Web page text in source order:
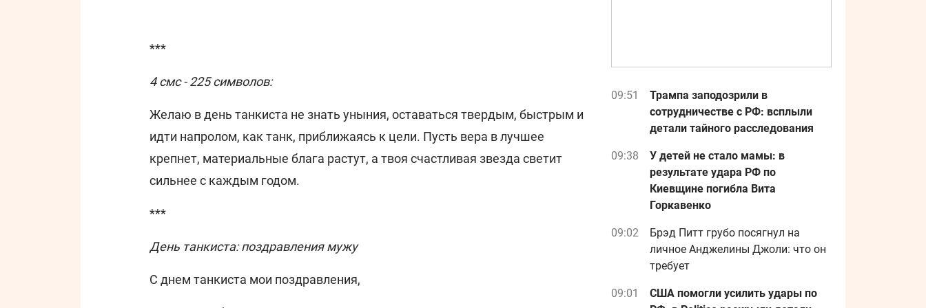
***
4 смс - 225 символов:
Желаю в день танкиста не знать уныния, оставаться твердым, быстрым и
идти напролом, как танк, приближаясь к цели. Пусть вера в лучшее
крепнет, материальные блага растут, а твоя счастливая звезда светит
сильнее с каждым годом.
***
День танкиста: поздравления мужу
С днем танкиста мои поздравления,
09:51
Трампа заподозрили в
сотрудничестве с РФ: всплыли
детали тайного расследования
09:38
У детей не стало мамы: в
результате удара РФ по
Киевщине погибла Вита
Горкавенко
09:02
Брэд Питт грубо посягнул на
личное Анджелины Джоли: что он
требует
09:01
США помогли усилить удары по